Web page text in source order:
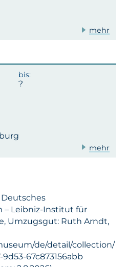
mehr
mehr
– Leibniz-Institut für
Umzugsgut: Ruth Arndt,
de/detail/collection/
67c873156abb